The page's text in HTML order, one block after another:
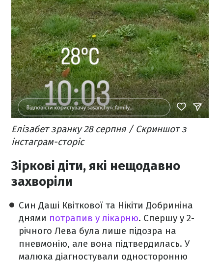
Елізабет зранку 28 серпня / Скриншот з
інстаграм-сторіс
Зіркові діти, які нещодавно
захворіли
Син Даші Квіткової та Нікіти Добриніна
днями потрапив у лікарню. Спершу у 2-
річного Лева була лише підозра на
пневмонію, але вона підтвердилась. У
малюка діагностували односторонню